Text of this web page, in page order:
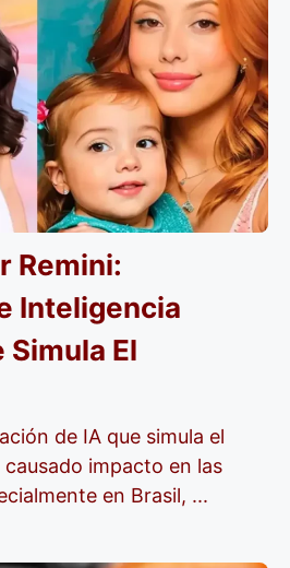
Remini:
Inteligencia
El
de IA que simula el
impacto en las
en Brasil, ...